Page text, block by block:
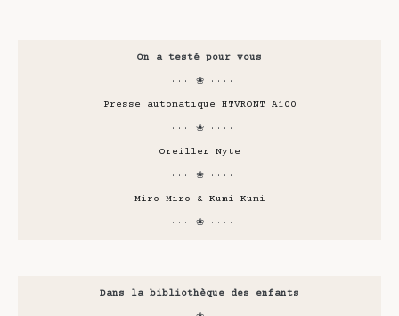
On a testé pour vous
···· ❀ ····
Presse automatique HTVRONT A100
···· ❀ ····
Oreiller Nyte
···· ❀ ····
Miro Miro & Kumi Kumi
···· ❀ ····
Dans la bibliothèque des enfants